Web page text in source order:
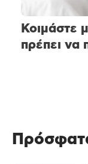
Κοιμάστε
πρέπει να